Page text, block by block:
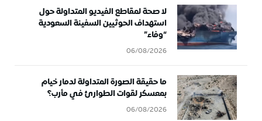
لا صحة لمقاطع الفيديو المتداولة حول
استهداف الحوثيين السفينة السعودية
“وفاء”
06/08/2026
ما حقيقة الصورة المتداولة لدمار خيام
بمعسكر لقوات الطوارئ في مأرب؟
06/08/2026